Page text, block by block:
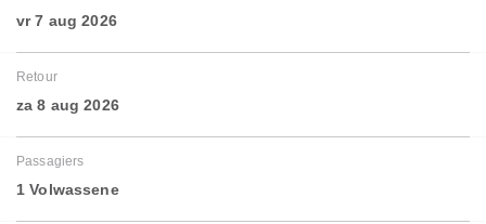
vr 7 aug 2026
Retour
za 8 aug 2026
Passagiers
1 Volwassene